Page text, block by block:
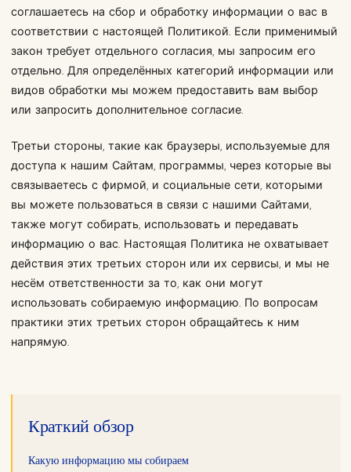
соглашаетесь на сбор и обработку информации о вас в
соответствии с настоящей Политикой. Если применимый
закон требует отдельного согласия, мы запросим его
отдельно. Для определённых категорий информации или
видов обработки мы можем предоставить вам выбор
или запросить дополнительное согласие.
Третьи стороны, такие как браузеры, используемые для
доступа к нашим Сайтам, программы, через которые вы
связываетесь с фирмой, и социальные сети, которыми
вы можете пользоваться в связи с нашими Сайтами,
также могут собирать, использовать и передавать
информацию о вас. Настоящая Политика не охватывает
действия этих третьих сторон или их сервисы, и мы не
несём ответственности за то, как они могут
использовать собираемую информацию. По вопросам
практики этих третьих сторон обращайтесь к ним
напрямую.
Краткий обзор
Какую информацию мы собираем